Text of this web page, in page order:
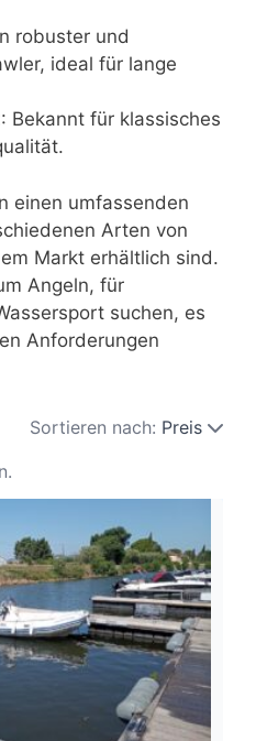
robuster und
ideal für lange
: Bekannt für klassisches
einen umfassenden
Arten von
Markt erhältlich sind.
Angeln, für
suchen, es
Anforderungen
Sortieren nach: Preis